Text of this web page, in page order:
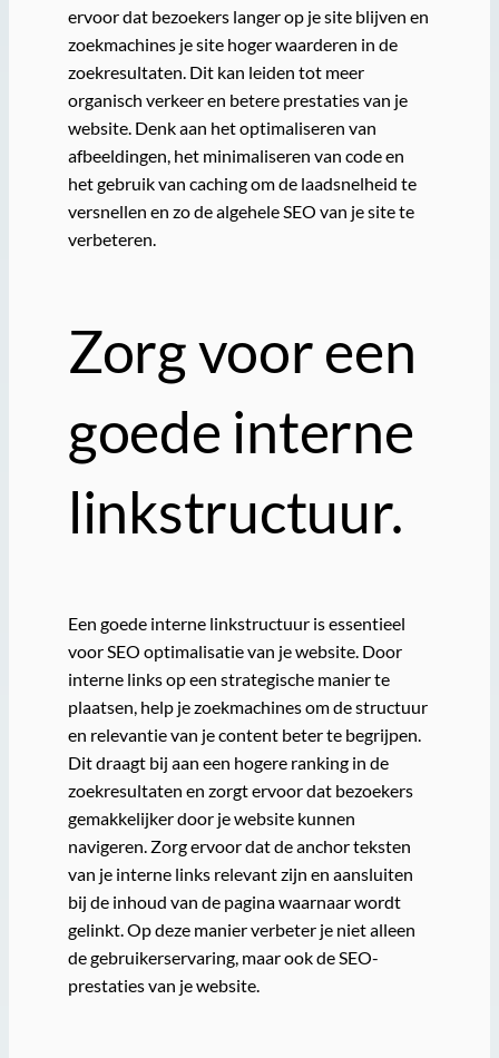
ervoor dat bezoekers langer op je site blijven en
zoekmachines je site hoger waarderen in de
zoekresultaten. Dit kan leiden tot meer
organisch verkeer en betere prestaties van je
website. Denk aan het optimaliseren van
afbeeldingen, het minimaliseren van code en
het gebruik van caching om de laadsnelheid te
versnellen en zo de algehele SEO van je site te
verbeteren.
Zorg voor een
goede interne
linkstructuur.
Een goede interne linkstructuur is essentieel
voor SEO optimalisatie van je website. Door
interne links op een strategische manier te
plaatsen, help je zoekmachines om de structuur
en relevantie van je content beter te begrijpen.
Dit draagt bij aan een hogere ranking in de
zoekresultaten en zorgt ervoor dat bezoekers
gemakkelijker door je website kunnen
navigeren. Zorg ervoor dat de anchor teksten
van je interne links relevant zijn en aansluiten
bij de inhoud van de pagina waarnaar wordt
gelinkt. Op deze manier verbeter je niet alleen
de gebruikerservaring, maar ook de SEO-
prestaties van je website.